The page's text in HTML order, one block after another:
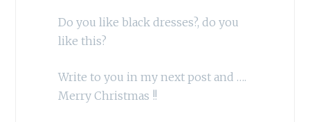
Do you like black dresses?, do you
like this?
Write to you in my next post and ….
Merry Christmas !!